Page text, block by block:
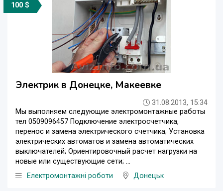
100 $
Электрик в Донецке, Макеевке
31.08.2013, 15:34
Мы выполняем следующие электромонтажные работы
тел 0509096457 Подключение электросчетчика,
перенос и замена электрического счетчика; Установка
электрических автоматов и замена автоматических
выключателей; Ориентировочный расчет нагрузки на
новые или существующие сети; ...
Електромонтажні роботи
Донецьк